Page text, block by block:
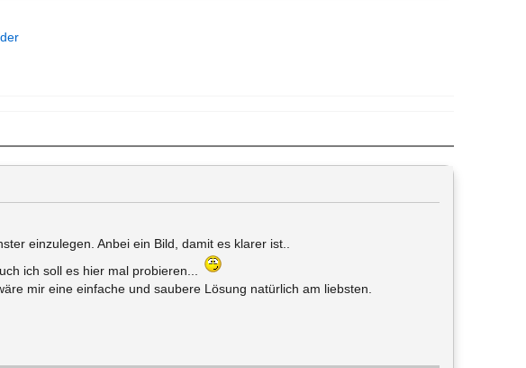
einzulegen. Anbei ein Bild, damit es klarer ist..
ich soll es hier mal probieren...
mir eine einfache und saubere Lösung natürlich am liebsten.